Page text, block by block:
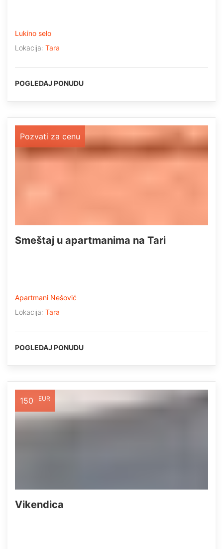
Lukino selo
Lokacija: Tara
POGLEDAJ PONUDU
Pozvati za cenu
Smeštaj u apartmanima na Tari
Apartmani Nešović
Lokacija: Tara
POGLEDAJ PONUDU
150 EUR
Vikendica